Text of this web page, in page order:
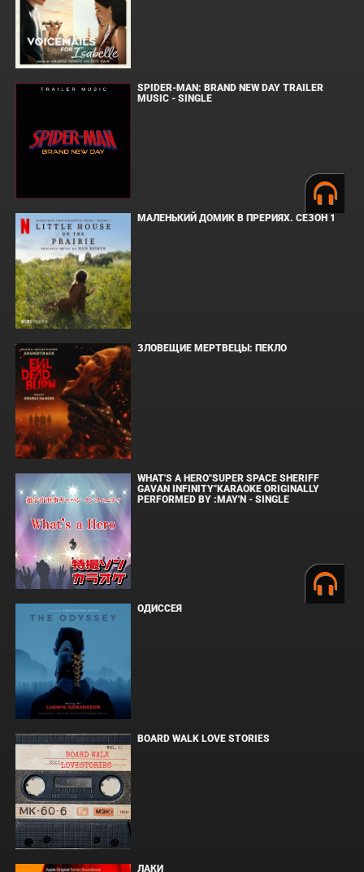
SPIDER-MAN: BRAND NEW DAY TRAILER
MUSIC - SINGLE
МАЛЕНЬКИЙ ДОМИК В ПРЕРИЯХ. СЕЗОН 1
ЗЛОВЕЩИЕ МЕРТВЕЦЫ: ПЕКЛО
WHAT'S A HERO"SUPER SPACE SHERIFF
GAVAN INFINITY"KARAOKE ORIGINALLY
PERFORMED BY :MAY'N - SINGLE
ОДИССЕЯ
BOARD WALK LOVE STORIES
ЛАКИ